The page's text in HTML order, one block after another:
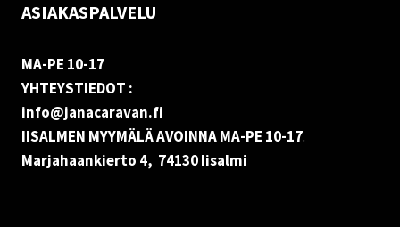
ASIAKASPALVELU
MA-PE 10-17
YHTEYSTIEDOT :
info@janacaravan.fi
IISALMEN MYYMÄLÄ AVOINNA MA-PE 10-17.
Marjahaankierto 4, 74130 Iisalmi